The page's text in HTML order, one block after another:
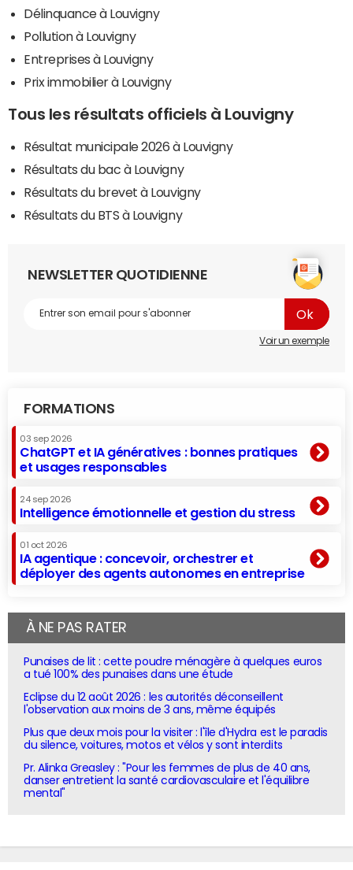
Délinquance à Louvigny
Pollution à Louvigny
Entreprises à Louvigny
Prix immobilier à Louvigny
Tous les résultats officiels à Louvigny
Résultat municipale 2026 à Louvigny
Résultats du bac à Louvigny
Résultats du brevet à Louvigny
Résultats du BTS à Louvigny
NEWSLETTER QUOTIDIENNE
Voir un exemple
FORMATIONS
03 sep 2026
ChatGPT et IA génératives : bonnes pratiques
et usages responsables
24 sep 2026
Intelligence émotionnelle et gestion du stress
01 oct 2026
IA agentique : concevoir, orchestrer et
déployer des agents autonomes en entreprise
À NE PAS RATER
Punaises de lit : cette poudre ménagère à quelques euros
a tué 100% des punaises dans une étude
Eclipse du 12 août 2026 : les autorités déconseillent
l'observation aux moins de 3 ans, même équipés
Plus que deux mois pour la visiter : l'île d'Hydra est le paradis
du silence, voitures, motos et vélos y sont interdits
Pr. Alinka Greasley : "Pour les femmes de plus de 40 ans,
danser entretient la santé cardiovasculaire et l'équilibre
mental"